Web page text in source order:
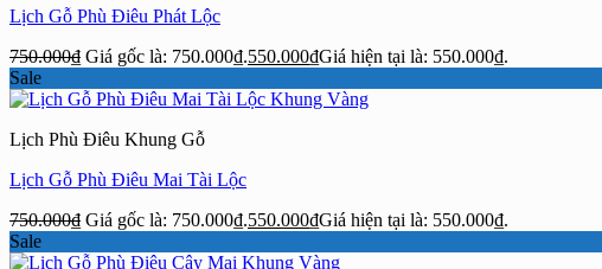
Lịch Gỗ Phù Điêu Phát Lộc
750.000₫ Giá gốc là: 750.000₫.550.000₫Giá hiện tại là: 550.000₫.
Sale
Lịch Phù Điêu Khung Gỗ
Lịch Gỗ Phù Điêu Mai Tài Lộc
750.000₫ Giá gốc là: 750.000₫.550.000₫Giá hiện tại là: 550.000₫.
Sale